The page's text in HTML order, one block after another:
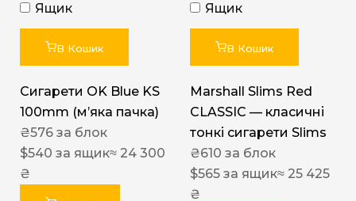
Ящик
В Кошик
Сигарети OK Blue KS
100mm (м’яка пачка)
₴576 за блок
$540 за ящик≈ 24 300
₴
Ящик
В Кошик
Marshall Slims Red
CLASSIC — класичні
тонкі сигарети Slims
₴610 за блок
$565 за ящик≈ 25 425
₴